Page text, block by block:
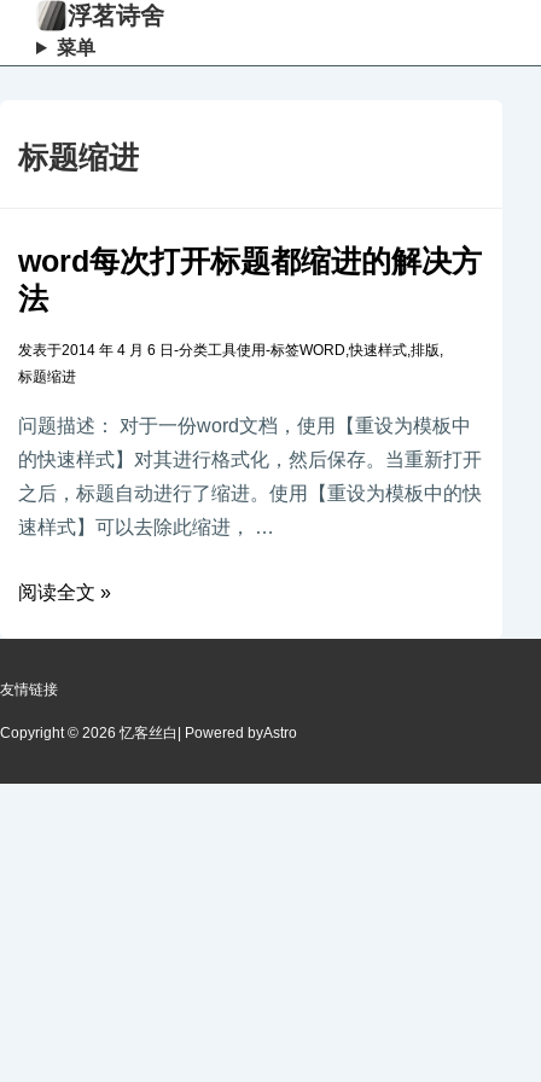
浮茗诗舍
菜单
标题缩进
word每次打开标题都缩进的解决方
法
发表于2014 年 4 月 6 日 -分类工具使用-标签WORD,快速样式,排版,
标题缩进
问题描述： 对于一份word文档，使用【重设为模板中
的快速样式】对其进行格式化，然后保存。当重新打开
之后，标题自动进行了缩进。使用【重设为模板中的快
速样式】可以去除此缩进， …
阅读全文 »
友情链接
Copyright © 2026 忆客丝白 | Powered byAstro